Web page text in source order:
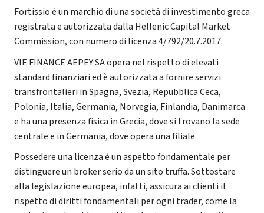
Fortissio è un marchio di una società di investimento greca
registrata e autorizzata dalla Hellenic Capital Market
Commission, con numero di licenza 4/792/20.7.2017.
VIE FINANCE AEPEY SA opera nel rispetto di elevati
standard finanziari ed è autorizzata a fornire servizi
transfrontalieri in Spagna, Svezia, Repubblica Ceca,
Polonia, Italia, Germania, Norvegia, Finlandia, Danimarca
e ha una presenza fisica in Grecia, dove si trovano la sede
centrale e in Germania, dove opera una filiale.
Possedere una licenza è un aspetto fondamentale per
distinguere un broker serio da un sito truffa. Sottostare
alla legislazione europea, infatti, assicura ai clienti il
rispetto di diritti fondamentali per ogni trader, come la